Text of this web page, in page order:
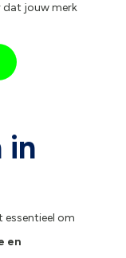
dat jouw merk
in
essentieel om
en